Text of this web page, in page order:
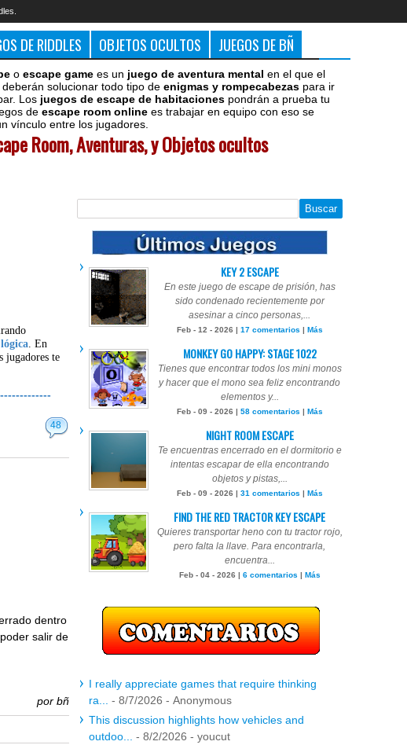
DE RIDDLES OBJETOS OCULTOS JUEGOS DE BÑ
o escape game es un juego de aventura mental en el que el
solucionar todo tipo de enigmas y rompecabezas para ir
Los juegos de escape de habitaciones pondrán a prueba tu
de escape room online es trabajar en equipo con eso se
vínculo entre los jugadores.
Room, Aventuras, y Objetos ocultos
lógica. En
jugadores te
48
dentro
salir de
por bñ
KEY 2 ESCAPE
En este juego de escape de prisión, has
sido condenado recientemente por
asesinar a cinco personas,...
Feb - 12 - 2026 | 17 comentarios | Más
MONKEY GO HAPPY: STAGE 1022
Tienes que encontrar todos los mini monos
y hacer que el mono sea feliz encontrando
elementos y...
Feb - 09 - 2026 | 58 comentarios | Más
NIGHT ROOM ESCAPE
Te encuentras encerrado en el dormitorio e
intentas escapar de ella encontrando
objetos y pistas,...
Feb - 09 - 2026 | 31 comentarios | Más
FIND THE RED TRACTOR KEY ESCAPE
Quieres transportar heno con tu tractor rojo,
pero falta la llave. Para encontrarla,
encuentra...
Feb - 04 - 2026 | 6 comentarios | Más
I really appreciate games that require thinking
ra...
- 8/7/2026 - Anonymous
This discussion highlights how vehicles and
outdoo...
- 8/2/2026 - youcut